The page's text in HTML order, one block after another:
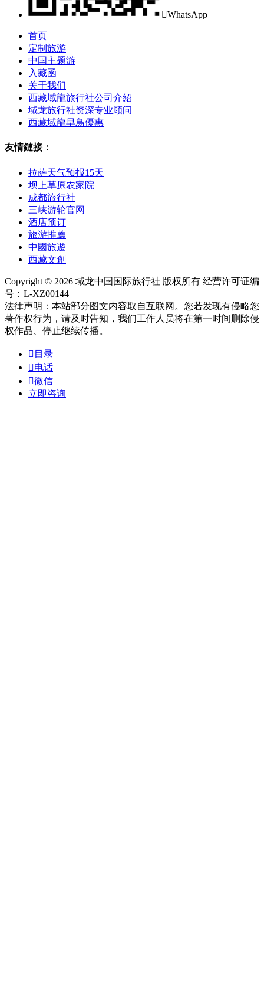
WhatsApp
首页
定制旅游
中国主题游
入藏函
关于我们
西藏域龍旅行社公司介紹
域龙旅行社资深专业顾问
西藏域龍早鳥優惠
友情鏈接：
拉萨天气预报15天
坝上草原农家院
成都旅行社
三峡游轮官网
酒店预订
旅游推薦
中國旅遊
西藏文創
Copyright © 2026 域龙中国国际旅行社 版权所有 经营许可证编
号：L-XZ00144
法律声明：本站部分图文内容取自互联网。您若发现有侵略您
著作权行为，请及时告知，我们工作人员将在第一时间删除侵
权作品、停止继续传播。
 目录
电话
微信
立即咨询